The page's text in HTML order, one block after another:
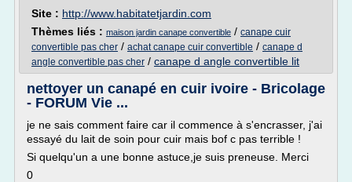
Site : http://www.habitatetjardin.com
Thèmes liés : maison jardin canape convertible / canape cuir
convertible pas cher / achat canape cuir convertible / canape d
angle convertible pas cher / canape d angle convertible lit
nettoyer un canapé en cuir ivoire - Bricolage
- FORUM Vie ...
je ne sais comment faire car il commence à s'encrasser, j'ai
essayé du lait de soin pour cuir mais bof c pas terrible !
Si quelqu'un a une bonne astuce,je suis preneuse. Merci
0